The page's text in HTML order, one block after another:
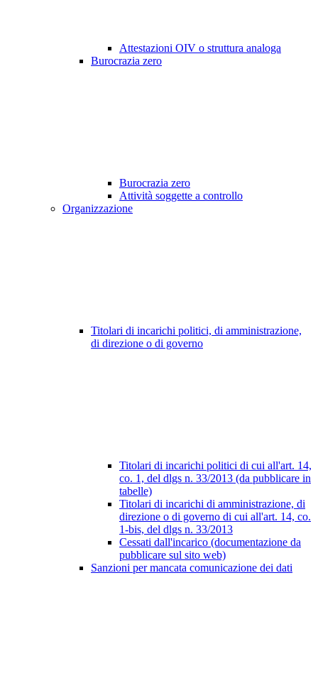
Attestazioni OIV o struttura analoga
Burocrazia zero
Burocrazia zero
Attività soggette a controllo
Organizzazione
Titolari di incarichi politici, di amministrazione,
di direzione o di governo
Titolari di incarichi politici di cui all'art. 14,
co. 1, del dlgs n. 33/2013 (da pubblicare in
tabelle)
Titolari di incarichi di amministrazione, di
direzione o di governo di cui all'art. 14, co.
1-bis, del dlgs n. 33/2013
Cessati dall'incarico (documentazione da
pubblicare sul sito web)
Sanzioni per mancata comunicazione dei dati